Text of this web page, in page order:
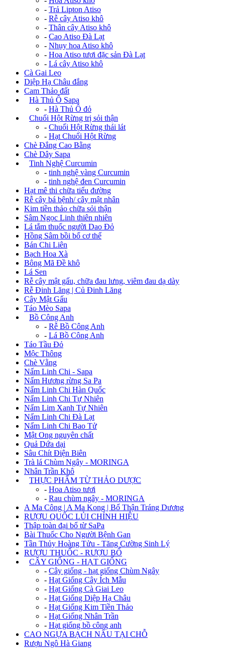
- Trả Lipton Atiso
- Rễ cây Atiso khô
- Thân cây Atiso khô
- Cao Atiso Đà Lạt
- Nhụy hoa Atiso khô
- Hoa Atiso tươi đặc sản Đà Lạt
- Lá cây Atiso khô
Cà Gai Leo
Diệp Hạ Châu đắng
Cam Thảo đất
Hà Thủ Ô Sapa
- Hà Thủ Ô đỏ
Chuối Hột Rừng trị sỏi thận
- Chuối Hột Rừng thái lát
- Hạt Chuối Hột Rừng
Chè Đắng Cao Bằng
Chè Dây Sapa
Tinh Nghệ Curcumin
- tinh nghệ vàng Curcumin
- tinh nghệ đen Curcumin
Hạt mê thi chữa tiểu đường
Rễ cây bá bệnh/ cây mật nhân
Kim tiền thảo chữa sỏi thận
Sâm Ngọc Linh thiên nhiên
Lá tắm thuốc người Dao Đỏ
Hồng Sâm bồi bổ cơ thể
Bán Chi Liên
Bạch Hoa Xà
Bông Mã Đề khô
Lá Sen
Rễ cây mật gấu, chữa đau lưng, viêm đau dạ dày
Rễ Đinh Lăng | Củ Đinh Lăng
Cây Mật Gấu
Táo Mèo Sapa
Bồ Công Anh
- Rễ Bồ Công Anh
- Lá Bồ Công Anh
Táo Tầu Đỏ
Mộc Thông
Chè Vằng
Nấm Linh Chi - Sapa
Nấm Hương rừng Sa Pa
Nấm Linh Chi Hàn Quốc
Nấm Linh Chi Tự Nhiên
Nấm Lim Xanh Tự Nhiên
Nấm Linh Chi Đà Lạt
Nấm Linh Chi Bao Tử
Mật Ong nguyên chất
Quả Dứa dại
Sâu Chít Điện Biên
Trà lá Chùm Ngây - MORINGA
Nhân Trần Khô
THỰC PHẨM TỪ THẢO DƯỢC
- Hoa Atiso tươi
- Rau chùm ngây - MORINGA
A Ma Công | A Ma Kong | Bổ Thận Tráng Dương
RƯỢU QUỐC LỦI CHÍNH HIỆU
Thập toàn đại bổ từ SaPa
Bài Thuốc Cho Người Bệnh Gan
Tần Thủy Hoàng Tửu - Tăng Cường Sinh Lý
RƯỢU THUỐC - RƯỢU BỔ
CÂY GIỐNG - HẠT GIỐNG
- Cây giống - hạt giống Chùm Ngây
- Hạt Giống Cây Ích Mẫu
- Hạt Giống Cà Giai Leo
- Hạt Giống Diệp Hạ Châu
- Hạt Giống Kim Tiền Thảo
- Hạt Giống Nhân Trần
- Hạt giống bồ công anh
CAO NGỰA BẠCH NẤU TẠI CHỖ
Rượu Ngô Hà Giang